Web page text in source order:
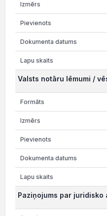
Valsts notāru lēmumi /
Paziņojums par juridisko